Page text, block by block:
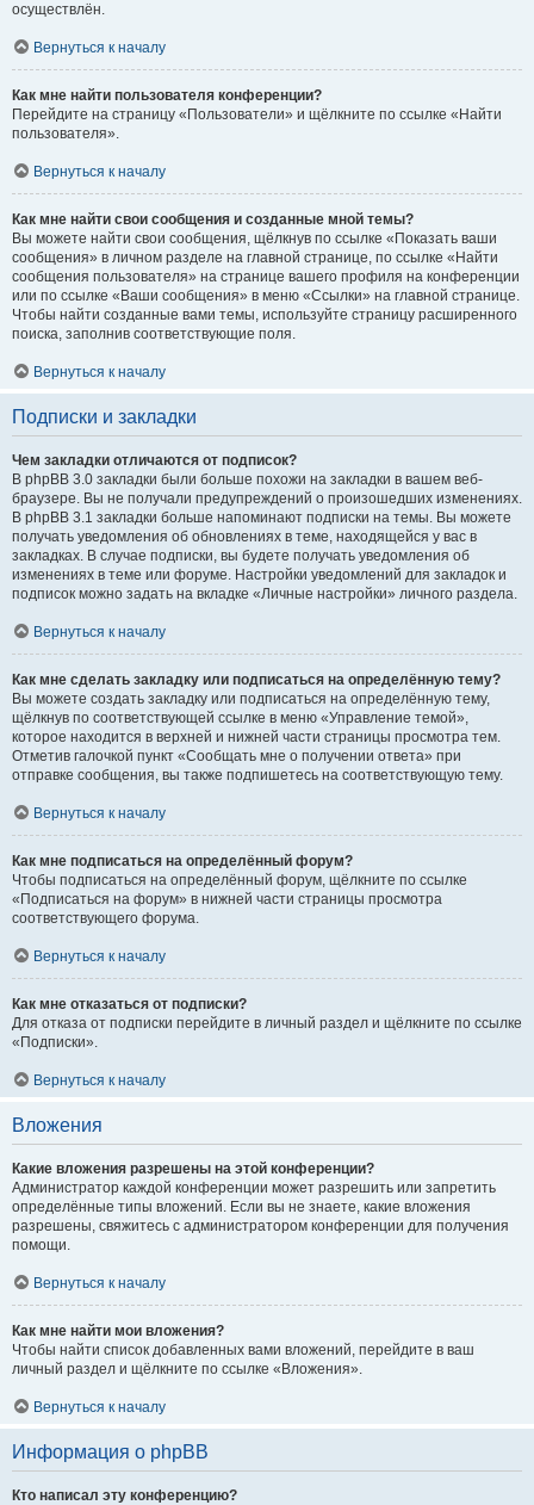
осуществлён.
Вернуться к началу
Как мне найти пользователя конференции?
Перейдите на страницу «Пользователи» и щёлкните по ссылке «Найти
пользователя».
Вернуться к началу
Как мне найти свои сообщения и созданные мной темы?
Вы можете найти свои сообщения, щёлкнув по ссылке «Показать ваши
сообщения» в личном разделе на главной странице, по ссылке «Найти
сообщения пользователя» на странице вашего профиля на конференции
или по ссылке «Ваши сообщения» в меню «Ссылки» на главной странице.
Чтобы найти созданные вами темы, используйте страницу расширенного
поиска, заполнив соответствующие поля.
Вернуться к началу
Подписки и закладки
Чем закладки отличаются от подписок?
В phpBB 3.0 закладки были больше похожи на закладки в вашем веб-
браузере. Вы не получали предупреждений о произошедших изменениях.
В phpBB 3.1 закладки больше напоминают подписки на темы. Вы можете
получать уведомления об обновлениях в теме, находящейся у вас в
закладках. В случае подписки, вы будете получать уведомления об
изменениях в теме или форуме. Настройки уведомлений для закладок и
подписок можно задать на вкладке «Личные настройки» личного раздела.
Вернуться к началу
Как мне сделать закладку или подписаться на определённую тему?
Вы можете создать закладку или подписаться на определённую тему,
щёлкнув по соответствующей ссылке в меню «Управление темой»,
которое находится в верхней и нижней части страницы просмотра тем.
Отметив галочкой пункт «Сообщать мне о получении ответа» при
отправке сообщения, вы также подпишетесь на соответствующую тему.
Вернуться к началу
Как мне подписаться на определённый форум?
Чтобы подписаться на определённый форум, щёлкните по ссылке
«Подписаться на форум» в нижней части страницы просмотра
соответствующего форума.
Вернуться к началу
Как мне отказаться от подписки?
Для отказа от подписки перейдите в личный раздел и щёлкните по ссылке
«Подписки».
Вернуться к началу
Вложения
Какие вложения разрешены на этой конференции?
Администратор каждой конференции может разрешить или запретить
определённые типы вложений. Если вы не знаете, какие вложения
разрешены, свяжитесь с администратором конференции для получения
помощи.
Вернуться к началу
Как мне найти мои вложения?
Чтобы найти список добавленных вами вложений, перейдите в ваш
личный раздел и щёлкните по ссылке «Вложения».
Вернуться к началу
Информация о phpBB
Кто написал эту конференцию?